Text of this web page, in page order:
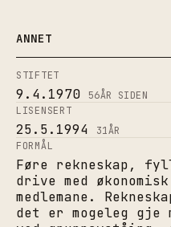
ANNET
STIFTET
9.4.1970 56ÅR SIDEN
LISENSERT
25.5.1994 31ÅR
FORMÅL
Føre rekneskap,
drive med
medlemane.
det er mogeleg gje